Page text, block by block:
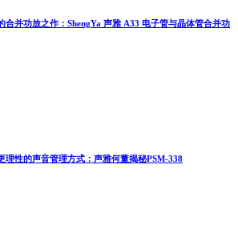
合并功放之作：ShengYa 声雅 A33 电子管与晶体管合并功
理性的声音管理方式：声雅何董揭秘PSM-338